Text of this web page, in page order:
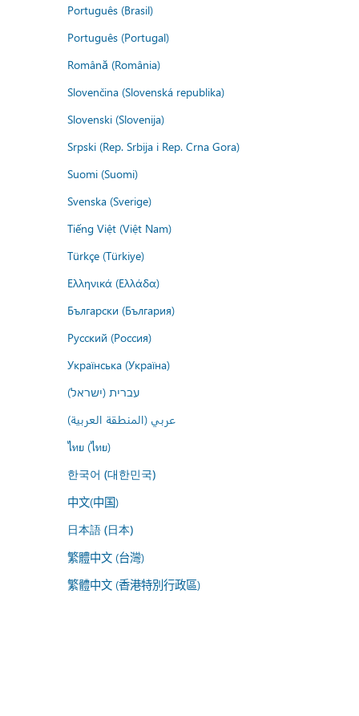
Português (Brasil)
Português (Portugal)
Română (România)
Slovenčina (Slovenská republika)
Slovenski (Slovenija)
Srpski (Rep. Srbija i Rep. Crna Gora)
Suomi (Suomi)
Svenska (Sverige)
Tiếng Việt (Việt Nam)
Türkçe (Türkiye)
Ελληνικά (Ελλάδα)
Български (България)
Русский (Россия)
Українська (Україна)
עברית (ישראל)
عربي (المنطقة العربية)
ไทย (ไทย)
한국어 (대한민국)
中文(中国)
日本語 (日本)
繁體中文 (台灣)
繁體中文 (香港特別行政區)